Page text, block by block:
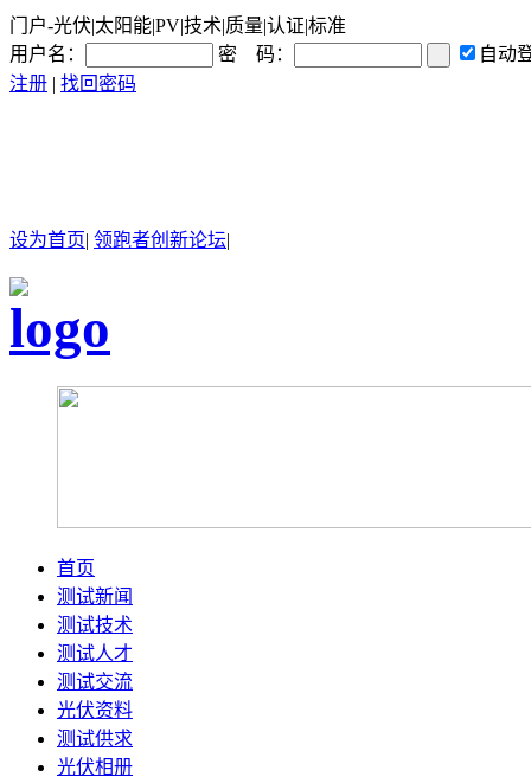
门户-光伏|太阳能|PV|技术|质量|认证|标准
用户名：
密 码：
自动
注册 | 找回密码
设为首页| 领跑者创新论坛|
首页
测试新闻
测试技术
测试人才
测试交流
光伏资料
测试供求
光伏相册